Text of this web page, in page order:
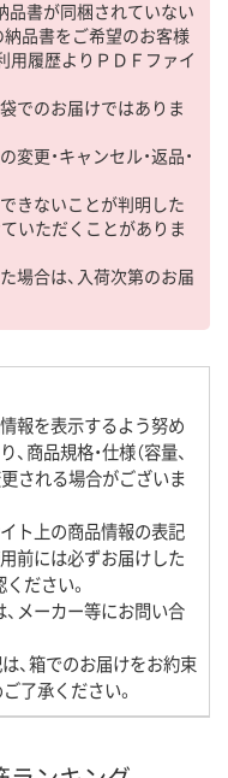
品書が同梱されていない
品書をご希望のお客様
用履歴よりＰＤＦファイ
でのお届けではありま
更・キャンセル・返品・
きないことが判明した
いただくことがありま
場合は、入荷次第のお届
報を表示するよう努め
商品規格・仕様（容量、
更される場合がございま
ト上の商品情報の表記
前には必ずお届けした
ださい。
メーカー等にお問い合
、箱でのお届けをお約束
了承ください。